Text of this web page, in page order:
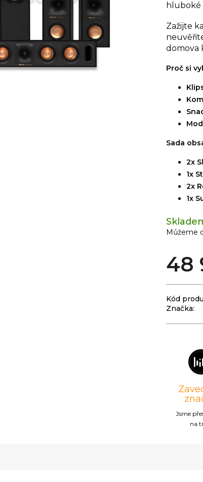
Můžeme
48
hluboké
Zažijte
domova
Proč si
Sada
2x
1x
2x
1x
Kód
Značka:
Jsme
na